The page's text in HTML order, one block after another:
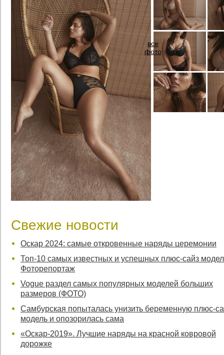
все
фото
Свежие новости
Оскар 2024: самые откровенные наряды церемонии
Топ-10 самых известных и успешных плюс-сайз
Фоторепортаж
Vogue раздел самых популярных моделей больших
размеров (ФОТО)
Самбурская попыталась унизить беременную плюс-
модель и опозорилась сама
«Оскар-2019». Лучшие наряды на красной ковровой
дорожке